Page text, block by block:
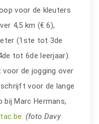
voor de kleuters
4,5 km (€ 6),
(1ste tot 3de
tot 6de leerjaar).
de jogging over
voor de lange
Marc Hermans,
. (foto Davy